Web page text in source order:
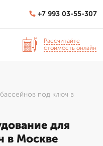
+7 993 03-55-307
Рассчитайте
стоимость онлайн
под ключ в
для
в Москве